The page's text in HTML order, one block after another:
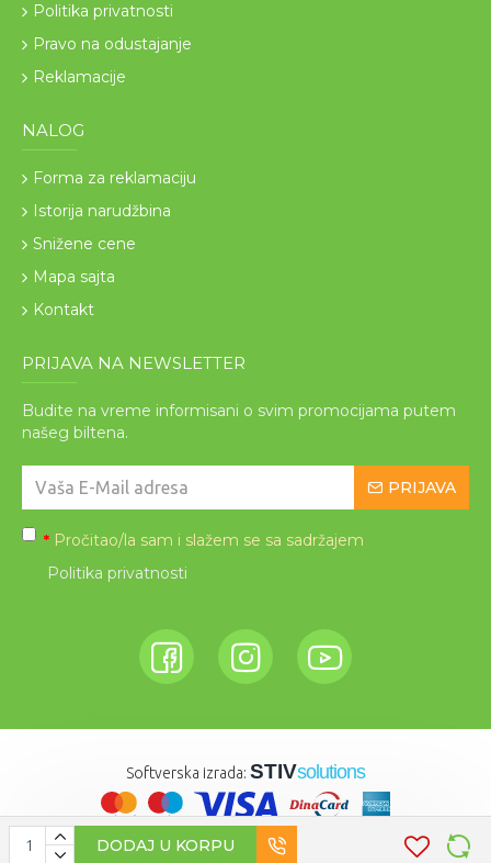
DODAJ U KORPU
Politika privatnosti
Pravo na odustajanje
Reklamacije
NALOG
Forma za reklamaciju
Istorija narudžbina
Snižene cene
Mapa sajta
Kontakt
PRIJAVA NA NEWSLETTER
Budite na vreme informisani o svim promocijama putem
našeg biltena.
PRIJAVA
* Pročitao/la sam i slažem se sa sadržajem
Politika privatnosti
Softverska izrada: STIVsolutions